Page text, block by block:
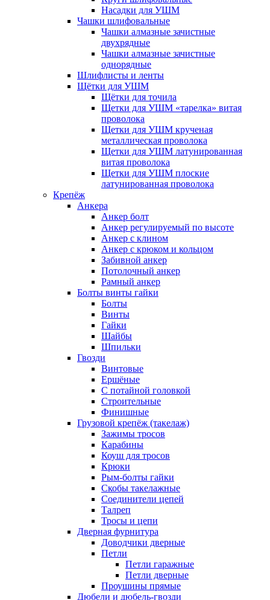
Насадки для УШМ
Чашки шлифовальные
Чашки алмазные зачистные
двухрядные
Чашки алмазные зачистные
однорядные
Шлифлисты и ленты
Щётки для УШМ
Щётки для точила
Щетки для УШМ «тарелка» витая
проволока
Щетки для УШМ крученая
металлическая проволока
Щетки для УШМ латунированная
витая проволока
Щетки для УШМ плоские
латунированная проволока
Крепёж
Анкера
Анкер болт
Анкер регулируемый по высоте
Анкер с клином
Анкер с крюком и кольцом
Забивной анкер
Потолочный анкер
Рамный анкер
Болты винты гайки
Болты
Винты
Гайки
Шайбы
Шпильки
Гвозди
Винтовые
Ершёные
С потайной головкой
Строительные
Финишные
Грузовой крепёж (такелаж)
Зажимы тросов
Карабины
Коуш для тросов
Крюки
Рым-болты гайки
Скобы такелажные
Соединители цепей
Талреп
Тросы и цепи
Дверная фурнитура
Доводчики дверные
Петли
Петли гаражные
Петли дверные
Проушины прямые
Дюбели и дюбель-гвозди